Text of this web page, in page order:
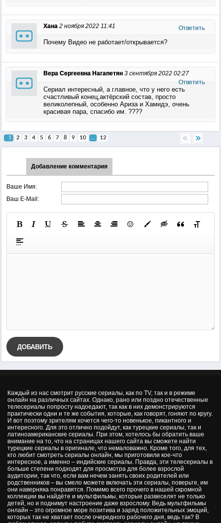
Хана 2 ноября 2022 11:41 Ответить
Почему Видео не работает/открывается?
Вера Сергеевна Нагапетян 3 сентября 2022 02:27
Ответить
Сериал интересный, а главное, что у него есть
счастливый конец,актёрский состав, просто
великолепный, особенно Ариза и Хамидэ, очень
красивая пара, спасибо им. ????
1 2 3 4 5 6 7 8 9 10 ... 12
Добавление комментария
Ваше Имя:
Ваш E-Mail:
ДОБАВИТЬ
Каждый из нас смотрит русские сериалы, как по TV, так и в режиме
онлайн на различных сайтах. Однако, рано или поздно отечественные
телесериалы попросту надоедают, так как в них демонстрируются
практически одни и те же события, которые, как говорят, гоняют по кругу.
И вот поэтому зрителям хочется чего-то новенькое, пикантного и
интересного. Для это отлично подойдут, как турецкие сериалы, так и
латиноамериканские сериалы. При этом, хотелось бы обратить ваше
внимание на то, что на страницах нашего сайта вы сможете найти
турецкие сериалы в оригинале, что немаловажно. Кроме того, для тех,
кто любит смотреть сериалы онлайн, мы приготовили кое-что
интересное, а именно – индийские сериалы. Правда, эти телесериалы в
больше степени подходят для просмотра для более взрослой
аудитории, так что, если вам нечем занять своих родителей или
родственников – вы смело можете включать эти сериалы, поверьте, им
они наверняка понравятся. Помимо всего прочего в нашей скромной
коллекции вы найдёте и мультфильмы, которые развеселят не только
детей, но и поднимут настроение даже взрослому. Ведь мультфильмы
онлайн – это огромное море позитива и заряд положительных эмоций,
которых так не хватает после очередного рабочего дня, ведь так? В